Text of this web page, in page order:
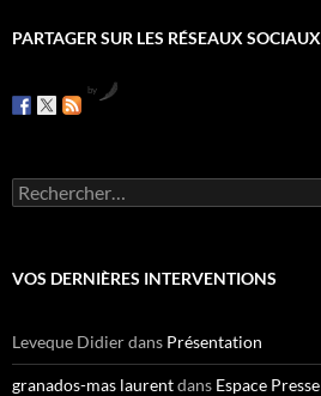
PARTAGER SUR LES RÉSEAUX SOCIAUX
by
R
e
e
h
e
r
VOS DERNIÈRES INTERVENTIONS
Leveque Didierdans Présentation
granados-mas laurentdans Espace Presse